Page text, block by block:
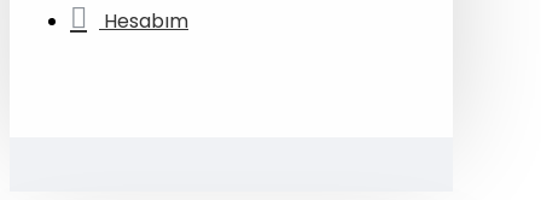
Hesabım